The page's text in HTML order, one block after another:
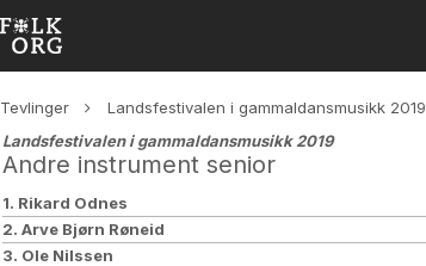
Tevlinger
Landsfestivalen i gammaldansmusikk 2019
Landsfestivalen i gammaldansmusikk 2019
Andre instrument senior
1. Rikard Odnes
2. Arve Bjørn Røneid
3. Ole Nilssen